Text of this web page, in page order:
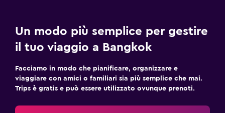
Un modo più semplice per gestire
il tuo viaggio a Bangkok
Facciamo in modo che pianificare, organizzare e
viaggiare con amici o familiari sia più semplice che mai.
Trips è gratis e può essere utilizzato ovunque prenoti.